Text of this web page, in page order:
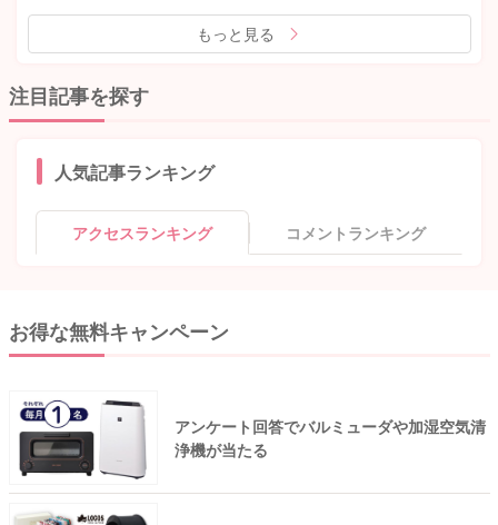
もっと見る
注目記事を探す
人気記事ランキング
アクセスランキング コメントランキング
お得な無料キャンペーン
アンケート回答でバルミューダや加湿空気清
浄機が当たる